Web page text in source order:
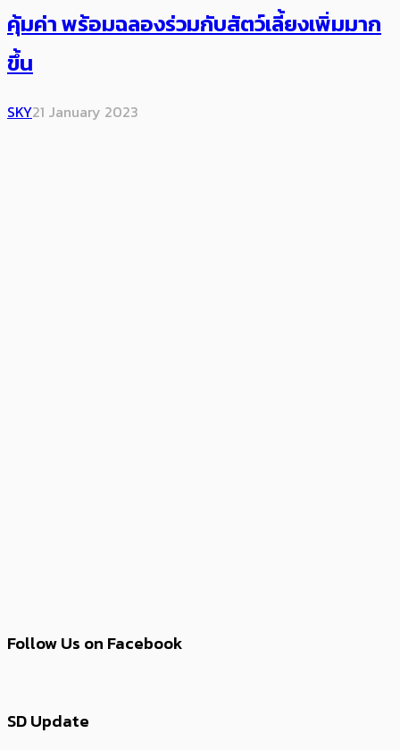
คุ้มค่า​ ​พร้อมฉลองร่วมกับสัตว์เลี้ยงเพิ่มมาก
ขึ้น
SKY21 January 2023
Follow Us on Facebook
SD Update